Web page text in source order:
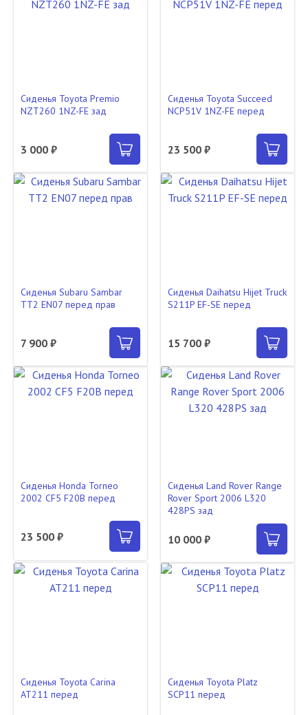
Сиденья Toyota Premio
NZT260 1NZ-FE зад
3 000 ₽
Сиденья Toyota Succeed
NCP51V 1NZ-FE перед
23 500 ₽
Сиденья Subaru Sambar
TT2 EN07 перед прав
7 900 ₽
Сиденья Daihatsu Hijet Truck
S211P EF-SE перед
15 700 ₽
Сиденья Honda Torneo
2002 CF5 F20B перед
23 500 ₽
Сиденья Land Rover Range
Rover Sport 2006 L320
428PS зад
10 000 ₽
Сиденья Toyota Carina
AT211 перед
Сиденья Toyota Platz
SCP11 перед